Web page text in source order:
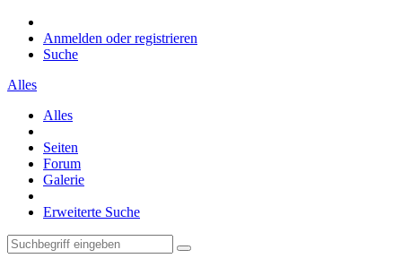
Anmelden oder registrieren
Suche
Alles
Alles
Seiten
Forum
Galerie
Erweiterte Suche